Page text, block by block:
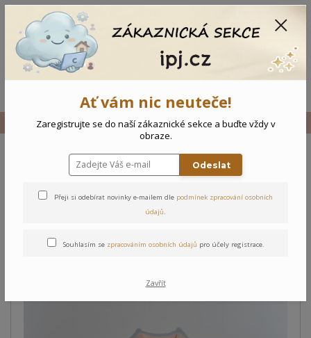
Vše Kojenecký kabátek
Kojenecký kabátek
Ať vám nic neuteče!
Zaregistrujte se do naší zákaznické sekce a buďte vždy v
obraze.
Odeslat
Přeji si odebírat novinky e-mailem dle podmínek zpracování osobních
údajů.
Souhlasím se zpracováním osobních údajů pro účely registrace.
Zavřít